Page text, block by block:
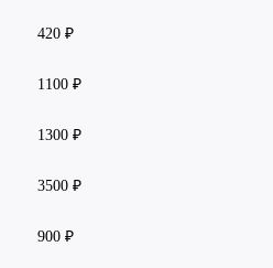
420 ₽
1100 ₽
1300 ₽
3500 ₽
900 ₽